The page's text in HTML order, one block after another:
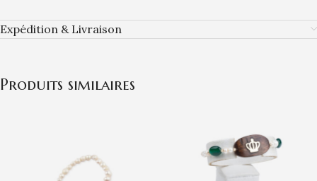
Expédition & Livraison
Produits similaires